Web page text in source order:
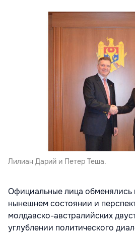
Лилиан Дарий и Петер Теша.
Официальные лица обменялись
нынешнем состоянии и
молдавско-австралийских
углублении политического